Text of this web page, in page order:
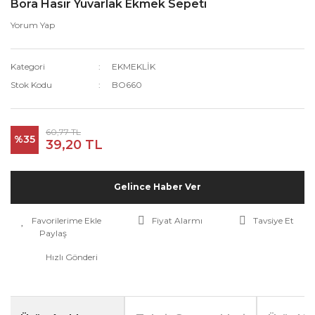
Bora Hasır Yuvarlak Ekmek Sepeti
Yorum Yap
Kategori
EKMEKLİK
Stok Kodu
BO660
%35
60,77 TL
39,20 TL
Gelince Haber Ver
Fiyat Alarmı
Tavsiye Et
Paylaş
Hızlı Gönderi